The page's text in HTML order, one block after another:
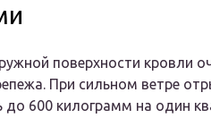
поверхности кровли
При сильном ветре
до 600 килограмм на один